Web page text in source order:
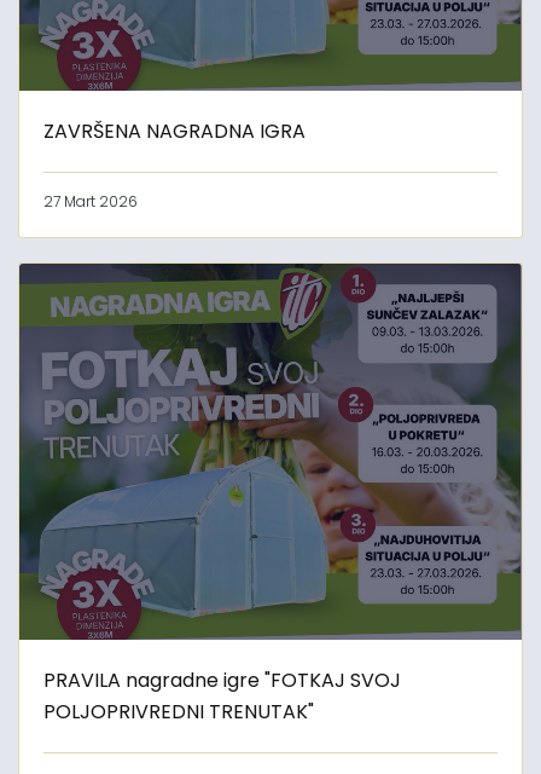
ZAVRŠENA NAGRADNA IGRA
27 Mart 2026
PRAVILA nagradne igre "FOTKAJ SVOJ
POLJOPRIVREDNI TRENUTAK"